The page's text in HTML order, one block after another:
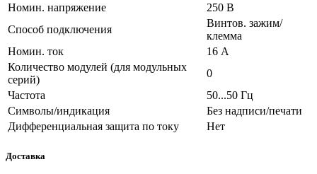
Номин. напряжение
250 В
Способ подключения
Винтов. зажим/
клемма
Номин. ток
16 А
Количество модулей (для модульных
серий)
0
Частота
50...50 Гц
Символы/индикация
Без надписи/печати
Дифференциальная защита по току
Нет
Доставка